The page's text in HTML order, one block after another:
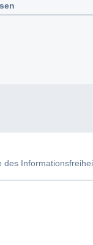
sind (z. B.
(z. B. Anzahl der
ersuche ich